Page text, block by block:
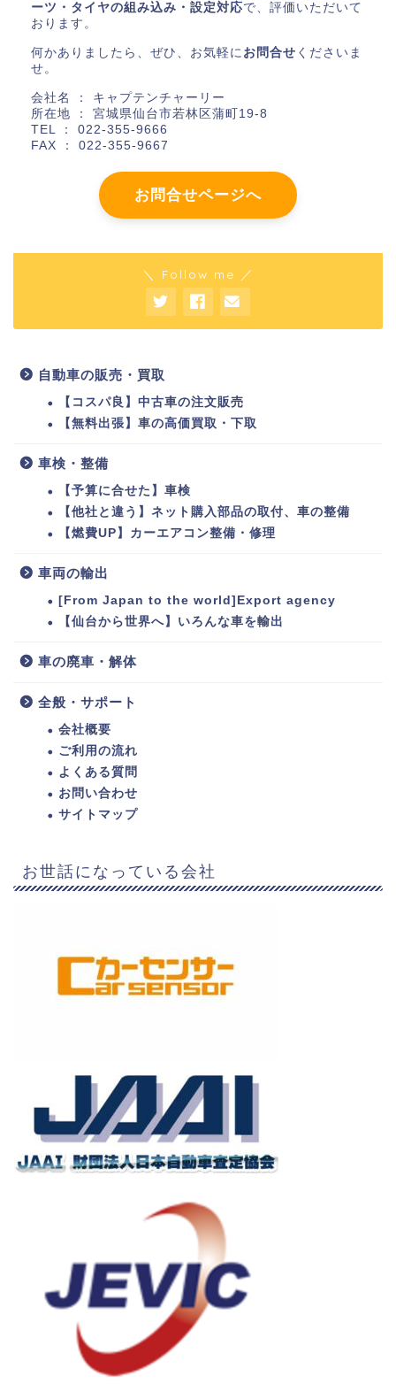
ーツ・タイヤの組み込み・設定対応で、評価いただいて
おります。
何かありましたら、ぜひ、お気軽に お問合せ くださいま
せ。
会社名 ： キャプテンチャーリー
所在地 ： 宮城県仙台市若林区蒲町19-8
TEL ： 022-355-9666
FAX ： 022-355-9667
お問合せページへ
＼ Follow me ／
自動車の販売・買取
【コスパ良】中古車の注文販売
【無料出張】車の高価買取・下取
車検・整備
【予算に合せた】車検
【他社と違う】ネット購入部品の取付、車の整備
【燃費UP】カーエアコン整備・修理
車両の輸出
[From Japan to the world]Export agency
【仙台から世界へ】いろんな車を輸出
車の廃車・解体
全般・サポート
会社概要
ご利用の流れ
よくある質問
お問い合わせ
サイトマップ
お世話になっている会社